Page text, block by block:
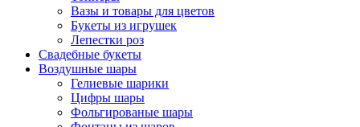
Вазы и товары для цветов
Букеты из игрушек
Лепестки роз
Свадебные букеты
Воздушные шары
Гелиевые шарики
Цифры шары
Фольгированые шары